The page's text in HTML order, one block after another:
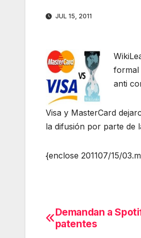
JUL 15, 2011
formal
anti
Visa y MasterCard
la difusión por parte de
{enclose 201107/15/
Navegación
Demandan a
patentes